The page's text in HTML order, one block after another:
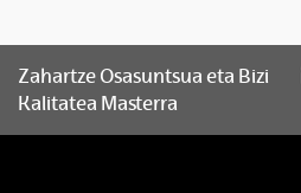
Zahartze Osasuntsua eta Bizi
Kalitatea Masterra